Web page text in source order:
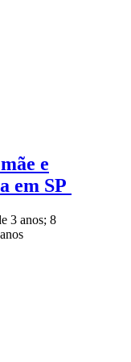
e
em SP
3 anos; 8